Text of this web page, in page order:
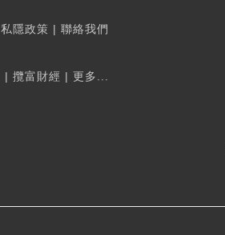
私隱政策 | 聯絡我們
| 攬富財經 | 更多...